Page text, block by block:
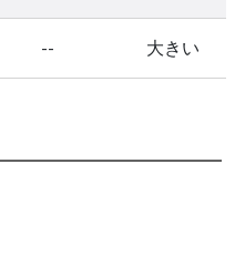
-- 大きい